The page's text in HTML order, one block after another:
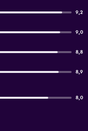
9,2
9,0
8,8
8,9
8,0